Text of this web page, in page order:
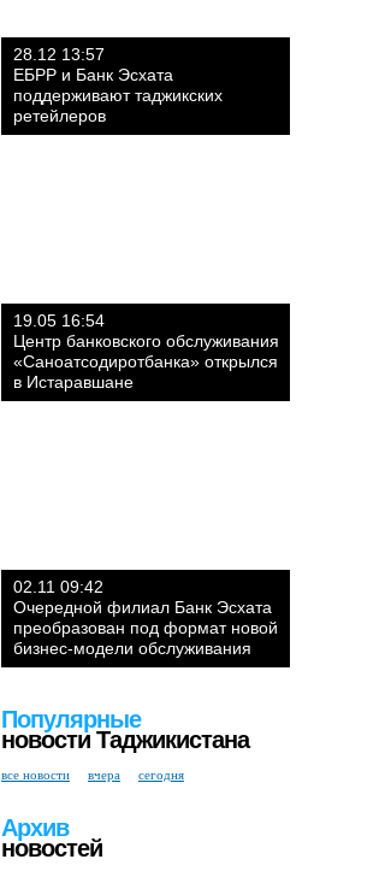
28.12 13:57
ЕБРР и Банк Эсхата
поддерживают таджикских
ретейлеров
19.05 16:54
Центр банковского обслуживания
«Саноатсодиротбанка» открылся
в Истаравшане
02.11 09:42
Очередной филиал Банк Эсхата
преобразован под формат новой
бизнес-модели обслуживания
Популярные
новости Таджикистана
все новости вчера сегодня
Архив
новостей